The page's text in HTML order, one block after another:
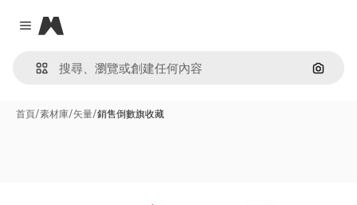
Close menu
Magnific
通過圖
首頁/素材庫/矢量/銷售倒數旗收藏